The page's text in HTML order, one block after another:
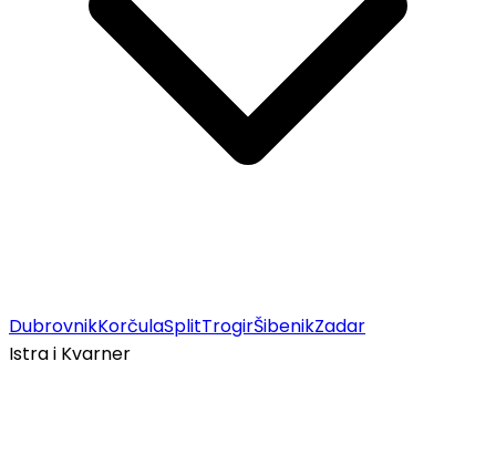
DubrovnikKorčulaSplitTrogirŠibenikZadar
Istra i Kvarner